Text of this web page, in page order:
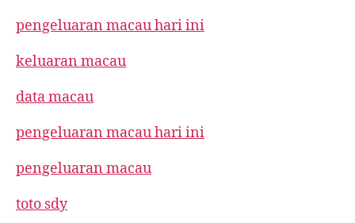
pengeluaran macau hari ini
keluaran macau
data macau
pengeluaran macau hari ini
pengeluaran macau
toto sdy